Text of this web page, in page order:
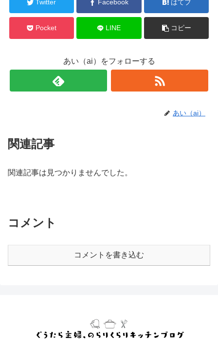
Twitter Facebook はてブ
Pocket LINE コピー
あい（ai）をフォローする
あい（ai）
関連記事
関連記事は見つかりませんでした。
コメント
コメントを書き込む